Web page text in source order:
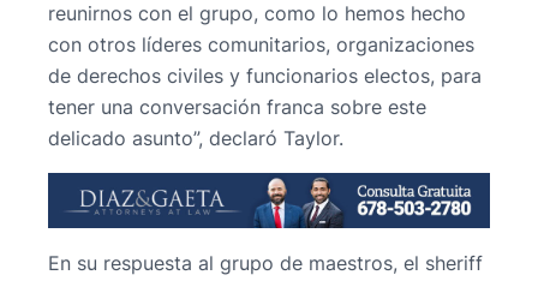
reunirnos con el grupo, como lo hemos hecho
con otros líderes comunitarios, organizaciones
de derechos civiles y funcionarios electos, para
tener una conversación franca sobre este
delicado asunto”, declaró Taylor.
En su respuesta al grupo de maestros, el sheriff